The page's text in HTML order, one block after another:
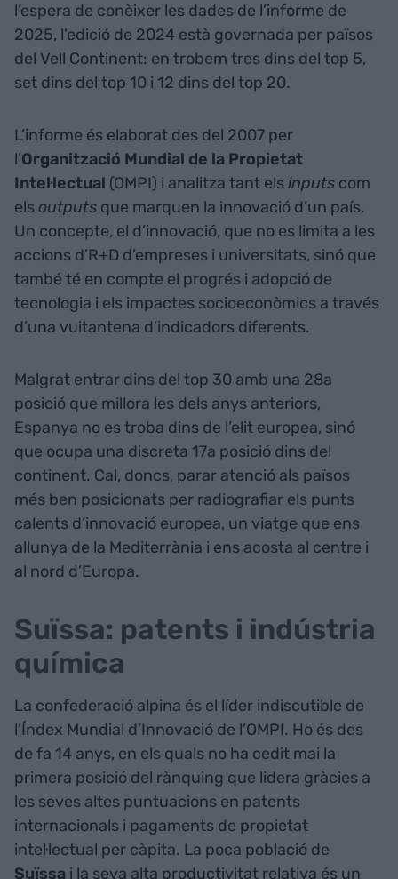
l’espera de conèixer les dades de l’informe de
2025, l’edició de 2024 està governada per països
del Vell Continent: en trobem tres dins del top 5,
set dins del top 10 i 12 dins del top 20.
L’informe és elaborat des del 2007 per
l’Organització Mundial de la Propietat
Intel·lectual (OMPI) i analitza tant elsinputs com
elsoutputs que marquen la innovació d’un país.
Un concepte, el d’innovació, que no es limita a les
accions d’R+D d’empreses i universitats, sinó que
també té en compte el progrés i adopció de
tecnologia i els impactes socioeconòmics a través
d’una vuitantena d’indicadors diferents.
Malgrat entrar dins del top 30 amb una 28a
posició que millora les dels anys anteriors,
Espanya no es troba dins de l’elit europea, sinó
que ocupa una discreta 17a posició dins del
continent. Cal, doncs, parar atenció als països
més ben posicionats per radiografiar els punts
calents d’innovació europea, un viatge que ens
allunya de la Mediterrània i ens acosta al centre i
al nord d’Europa.
Suïssa: patents i indústria
química
La confederació alpina és el líder indiscutible de
l’Índex Mundial d’Innovació de l’OMPI. Ho és des
de fa 14 anys, en els quals no ha cedit mai la
primera posició del rànquing que lidera gràcies a
les seves altes puntuacions en patents
internacionals i pagaments de propietat
intel·lectual per càpita. La poca població de
Suïssa i la seva alta productivitat relativa és un